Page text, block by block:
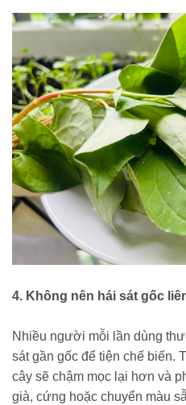
4. Không nên hái sát gốc
Nhiều người mỗi lần dùng
sát gần gốc để tiện chế biến.
cây sẽ chậm mọc lại hơn và
già, cứng hoặc chuyển màu